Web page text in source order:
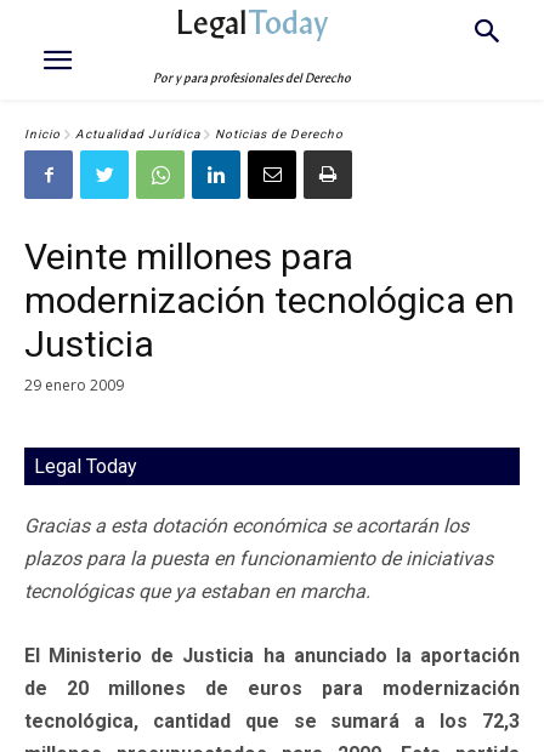
LegalToday
Por y para profesionales del Derecho
Inicio Actualidad Jurídica Noticias de Derecho
Veinte millones para
modernización tecnológica en
Justicia
29 enero 2009
Legal Today
Gracias a esta dotación económica se acortarán los
plazos para la puesta en funcionamiento de iniciativas
tecnológicas que ya estaban en marcha.
El Ministerio de Justicia ha anunciado la aportación
de 20 millones de euros para modernización
tecnológica, cantidad que se sumará a los 72,3